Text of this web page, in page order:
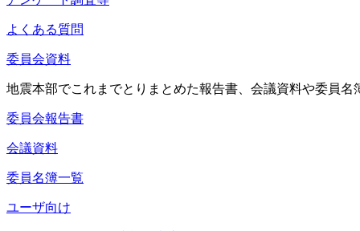
よくある質問
委員会資料
地震本部でこれまでとりまとめた報告書、会議資料や委員名
委員会報告書
会議資料
委員名簿一覧
ユーザ向け